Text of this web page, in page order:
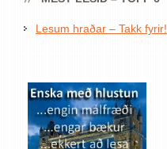
Lesum hraðar – Takk fyrir!